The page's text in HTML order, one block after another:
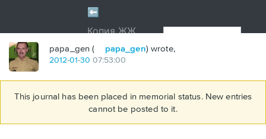
papa_gen ( papa_gen) wrote,
2012-01-30 07:53:00
This journal has been placed in memorial status. New entries
cannot be posted to it.